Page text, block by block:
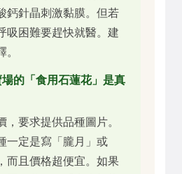
鈣針晶刺激黏膜。但若
吸困難要趕快就醫。建
的「食用石蓮花」是真
，要求提供品種圖片。
一定是寫「朧月」或
而且價格超便宜。如果